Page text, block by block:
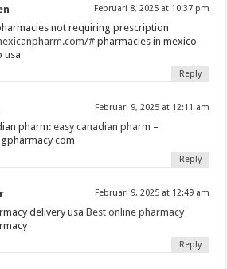
Februari 8, 2025 at 10:37 pm
not requiring prescription
# pharmacies in mexico
usa
Reply
Februari 9, 2025 at 12:11 am
pharm:easy canadian pharm –
com
Reply
Februari 9, 2025 at 12:49 am
delivery usaBest online pharmacy
Reply